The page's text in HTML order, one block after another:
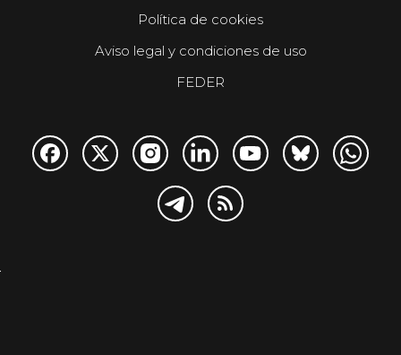
Política de cookies
Aviso legal y condiciones de uso
FEDER